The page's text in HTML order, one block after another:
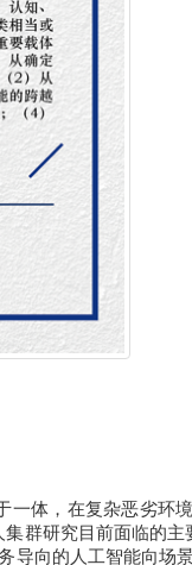
一体，在复杂恶劣环
群研究目前面临的主
导向的人工智能向场